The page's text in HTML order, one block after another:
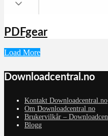
PDFgear
Load More
Downloadcentral.no
Kontakt Downloadcentral.no
Om Downloadcentral.no
Brukervilkår –
Blogg